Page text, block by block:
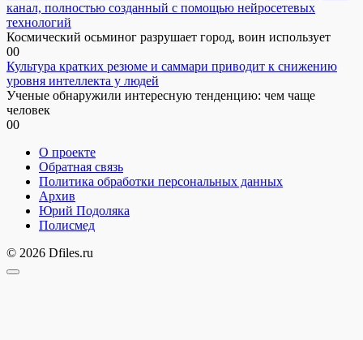
канал, полностью созданный с помощью нейросетевых
технологий
Космический осьминог разрушает город, воин использует
00
Культура кратких резюме и саммари приводит к снижению
уровня интеллекта у людей
Ученые обнаружили интересную тенденцию: чем чаще
человек
00
О проекте
Обратная связь
Политика обработки персональных данных
Архив
Юрий Подоляка
Полисмед
© 2026 Dfiles.ru